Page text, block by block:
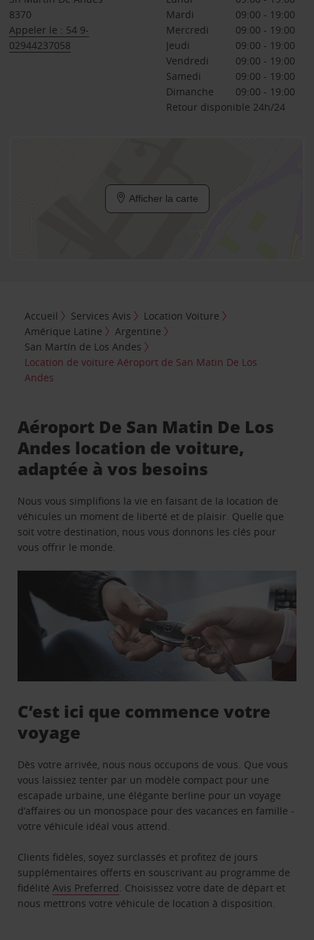
8370
Appeler le : 54 9-
02944237058
Mardi
09:00 - 19:00
Mercredi
09:00 - 19:00
Jeudi
09:00 - 19:00
Vendredi
09:00 - 19:00
Samedi
09:00 - 19:00
Dimanche
09:00 - 19:00
Retour disponible 24h/24
Afficher la carte
Accueil Services Avis
Location Voiture
Amérique Latine
Argentine
San Martín de Los Andes
Location de voiture Aéroport de San Matin De Los
Andes
Aéroport De San Matin De Los
Andes location de voiture,
adaptée à vos besoins
Nous vous simplifions la vie en faisant de la location de
véhicules un moment de liberté et de plaisir. Quelle que
soit votre destination, nous vous donnons les clés pour
vous offrir le monde.
C’est ici que commence votre
voyage
Dès votre arrivée, nous nous occupons de vous. Que vous
vous laissiez tenter par un modèle compact pour une
escapade urbaine, une élégante berline pour un voyage
d’affaires ou un monospace pour des vacances en famille -
votre véhicule idéal vous attend.
Clients fidèles, soyez surclassés et profitez de jours
supplémentaires offerts en souscrivant au programme de
fidélitéAvis Preferred. Choisissez votre date de départ et
nous mettrons votre véhicule de location à disposition.